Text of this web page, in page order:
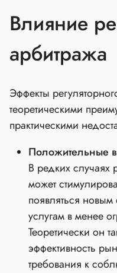
Влияние
арбитража
Эффекты
теоретическими
практическими
Положительные
В редких случаях
может
появляться
услугам в менее
Теоретически он
эффективность
требования к